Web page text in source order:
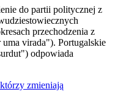
do partii politycznej z
przechodzenia z
virada"). Portugalskie
odpowiada
zmieniają